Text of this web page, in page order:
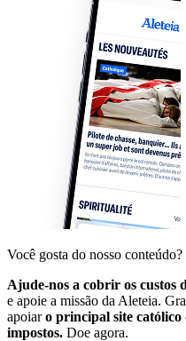
Você gosta do nosso conteúdo?
Ajude-nos a cobrir os custos
e apoie a missão da Aleteia.
apoiaro principal site católico
impostos. Doe agora.